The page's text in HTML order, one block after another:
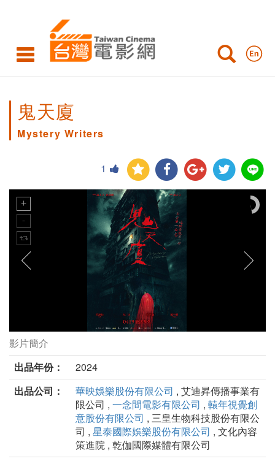
鬼天廈
Mystery Writers
1
鬼天廈劇照
影片簡介
出品年份：
2024
出品公司：
華映娛樂股份有限公司 , 艾迪昇傳播事業有
限公司 , 一念間電影有限公司 , 轅年視覺創
意股份有限公司 , 三皇生物科技股份有限公
司 , 星泰國際娛樂股份有限公司 , 文化內容
策進院 , 乾伽國際媒體有限公司